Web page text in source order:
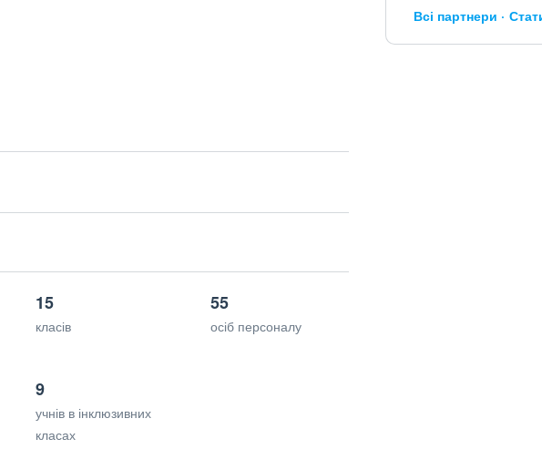
15
класів
55
осіб персоналу
9
учнів в інклюзивних
класах
Всі партнери